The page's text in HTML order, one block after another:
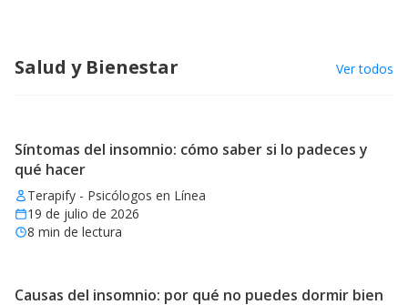
Salud y Bienestar Ver todos
Síntomas del insomnio: cómo saber si lo padeces y
qué hacer
Terapify - Psicólogos en Línea
19 de julio de 2026
8 min de lectura
Causas del insomnio: por qué no puedes dormir bien